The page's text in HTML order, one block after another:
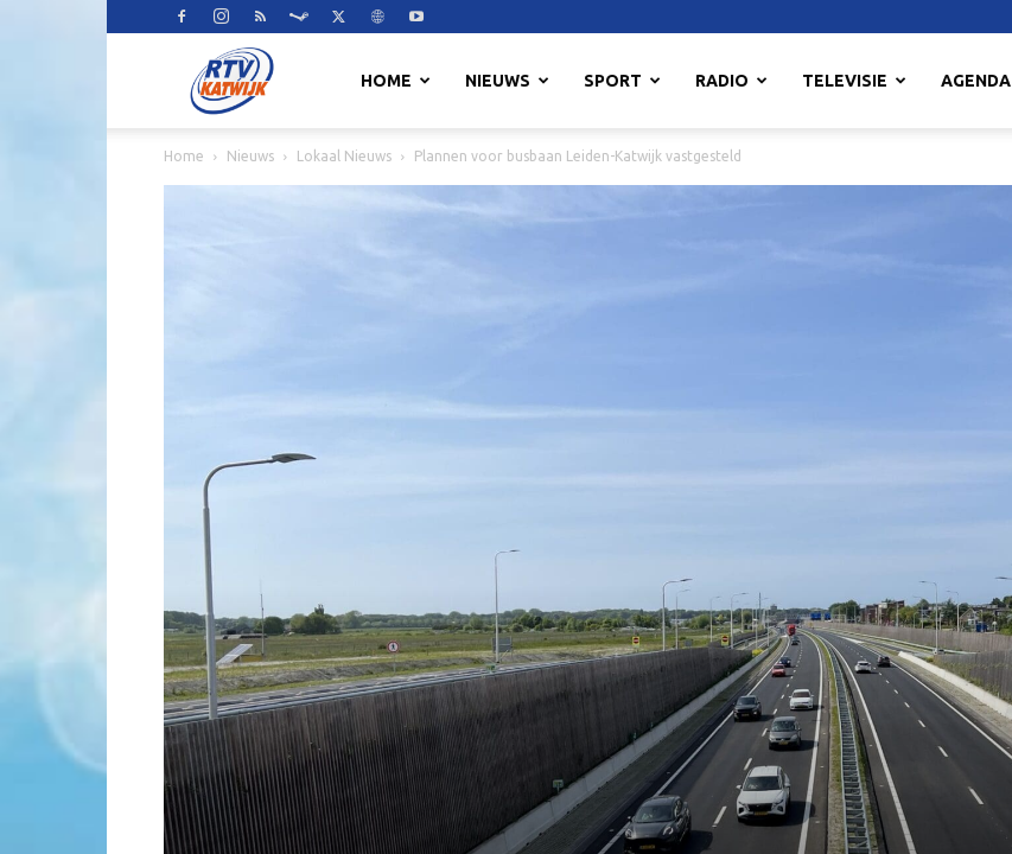
HOME NIEUWS SPORT RADIO TELEVISIE AGENDA
Home Nieuws Lokaal Nieuws Plannen voor busbaan Leiden-Katwijk vastgesteld